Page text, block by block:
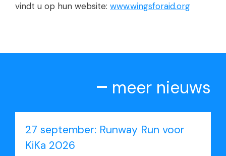
vindt u op hun website: www.wingsforaid.org
meer nieuws
27 september: Runway Run voor
KiKa 2026